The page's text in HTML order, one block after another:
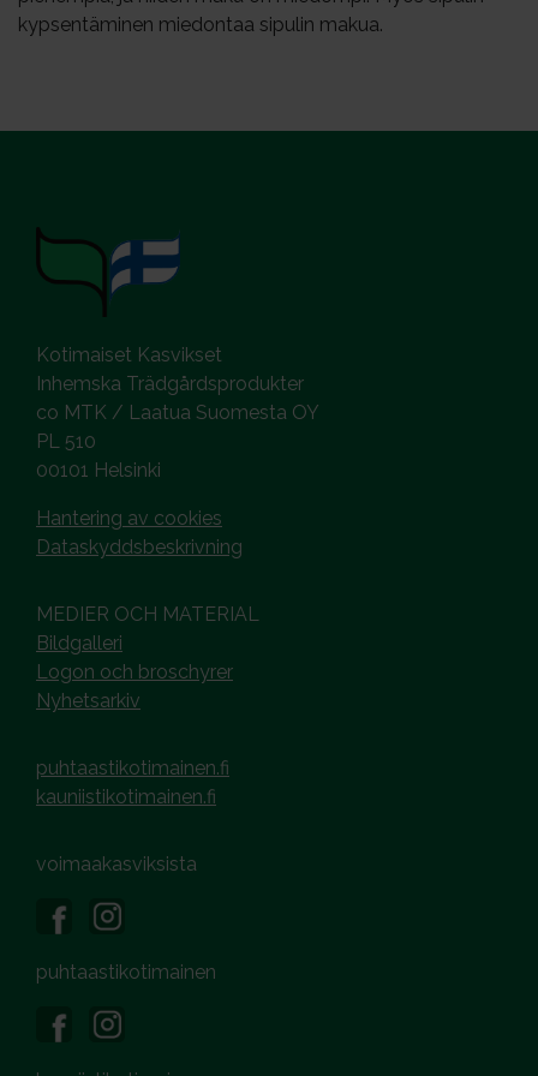
kypsentäminen miedontaa sipulin makua.
Kotimaiset Kasvikset
Inhemska Trädgårdsprodukter
co MTK / Laatua Suomesta OY
PL 510
00101 Helsinki
Hantering av cookies
Dataskyddsbeskrivning
MEDIER OCH MATERIAL
Bildgalleri
Logon och broschyrer
Nyhetsarkiv
puhtaastikotimainen.fi
kauniistikotimainen.fi
voimaakasviksista
puhtaastikotimainen